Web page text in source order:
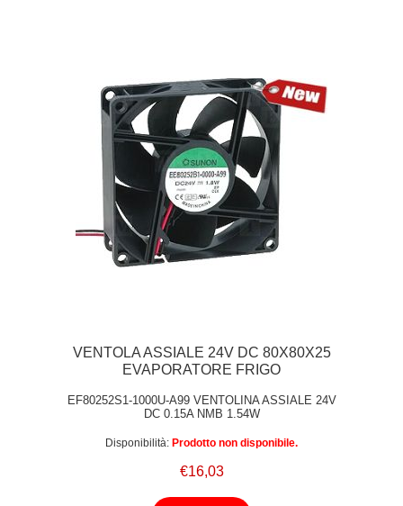
VENTOLA ASSIALE 24V DC 80X80X25
EVAPORATORE FRIGO
EF80252S1-1000U-A99 VENTOLINA ASSIALE 24V
DC 0.15A NMB 1.54W
Disponibilità: Prodotto non disponibile.
€16,03